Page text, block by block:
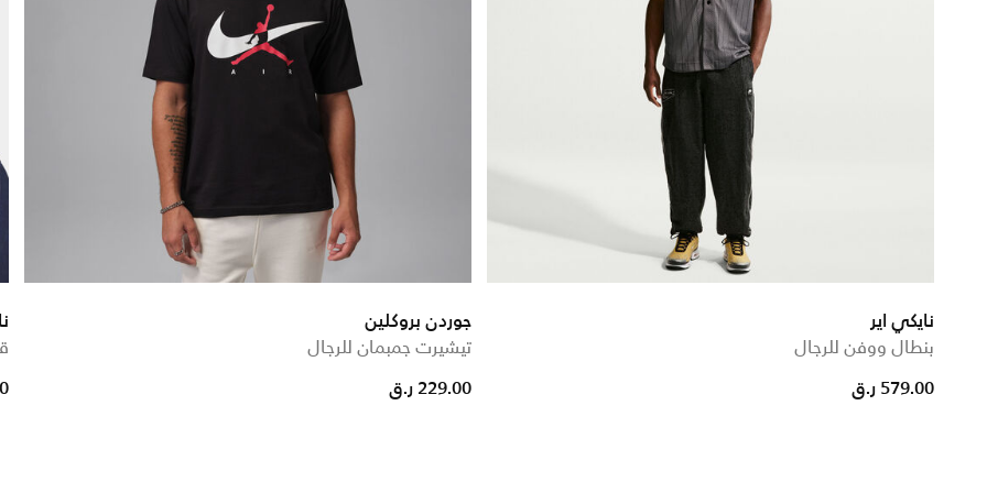
نايكي اير
بنطال ووفن للرجال
579.00 ر.ق
جوردن بروكلين
تيشيرت جمبمان للرجال
229.00 ر.ق
from
to